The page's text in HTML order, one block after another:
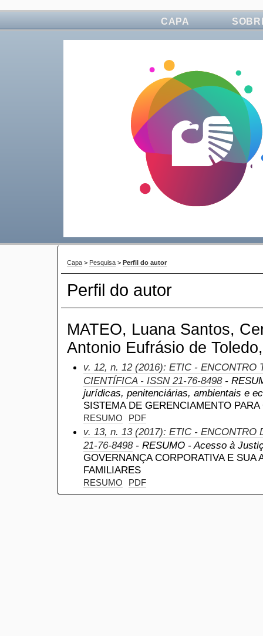
CAPA
Capa > Pesquisa > Perfil do autor
Perfil do autor
MATEO, Luana Santos,
Antonio Eufrásio de
v. 12, n. 12 (2016): ETIC - ENCONTRO
CIENTÍFICA - ISSN 21-76-8498-
jurídicas, penitenciárias, ambientais e
SISTEMA DE GERENCIAMENTO
RESUMO PDF
v. 13, n. 13 (2017): ETIC - ENCONTRO
21-76-8498- RESUMO - Acesso à
GOVERNANÇA CORPORATIVA E SUA
FAMILIARES
RESUMO PDF